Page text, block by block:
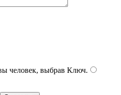
человек, выбрав Ключ.